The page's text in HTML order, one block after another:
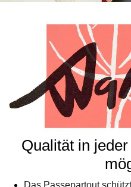
Qualität in
Das Passepartout